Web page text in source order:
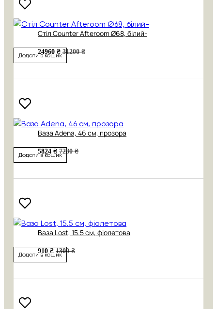
Cтіл Counter Afteroom Ø68, білий-
24960 ₴ 31200 ₴
Додати в кошик
Ваза Adena, 46 см, прозора
5824 ₴ 7280 ₴
Додати в кошик
Ваза Lost, 15.5 см, фіолетова
910 ₴ 1300 ₴
Додати в кошик